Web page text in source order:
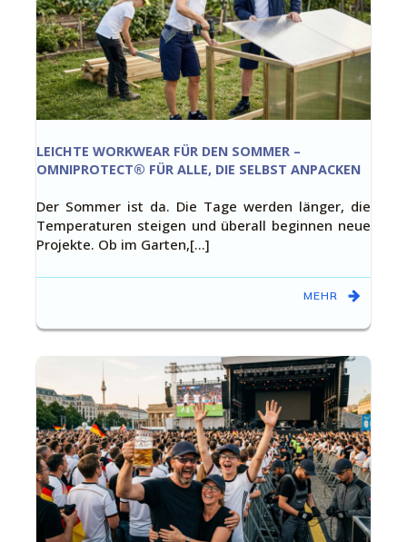
LEICHTE WORKWEAR FÜR DEN SOMMER –
OMNIPROTECT® FÜR ALLE, DIE SELBST ANPACKEN
Der Sommer ist da. Die Tage werden länger, die
Temperaturen steigen und überall beginnen neue
Projekte. Ob im Garten,[…]
MEHR